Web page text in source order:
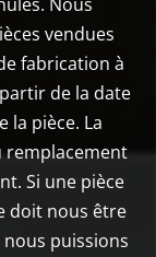
vendues
fabrication à
de la date
la pièce. La
remplacement
Si une pièce
doit nous être
puissions